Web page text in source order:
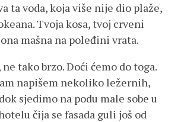
ta voda, koja više nije dio plaže,
Tvoja kosa, tvoj crveni
mašna na poleđini vrata.
tako brzo. Doći ćemo do toga.
napišem nekoliko ležernih,
sjedimo na podu male sobe u
čija se fasada guli još od